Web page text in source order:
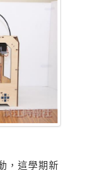
，這學期新